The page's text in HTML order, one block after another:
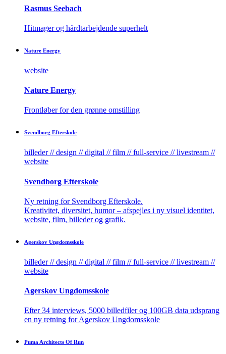
Rasmus Seebach
Hitmager og hårdtarbejdende superhelt
Nature Energy
website
Nature Energy
Frontløber for den grønne omstilling
Svendborg­ Efterskole
billeder // design // digital // film // full-service // livestream //
website
Svendborg­ Efterskole
Ny retning for Svendborg Efterskole.
Kreativitet, diversitet, humor – afspejles i ny visuel identitet,
website, film, billeder og grafik.
Ager­skov­ Ungdoms­skole
billeder // design // digital // film // full-service // livestream //
website
Ager­skov­ Ungdoms­skole
Efter 34 interviews, 5000 billedfiler og 100GB data udsprang
en ny retning for Agerskov Ungdomsskole
Puma Architects Of Run